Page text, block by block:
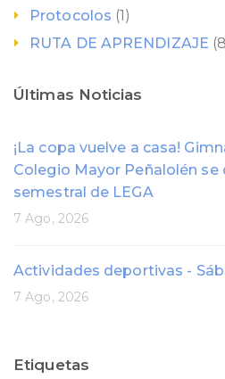
Protocolos (1)
RUTA DE APRENDIZAJE
Últimas Noticias
¡La copa vuelve a casa!
Colegio Mayor Peñalolén
semestral de LEGA
7 Ago, 2026
Actividades deportivas -
7 Ago, 2026
Etiquetas